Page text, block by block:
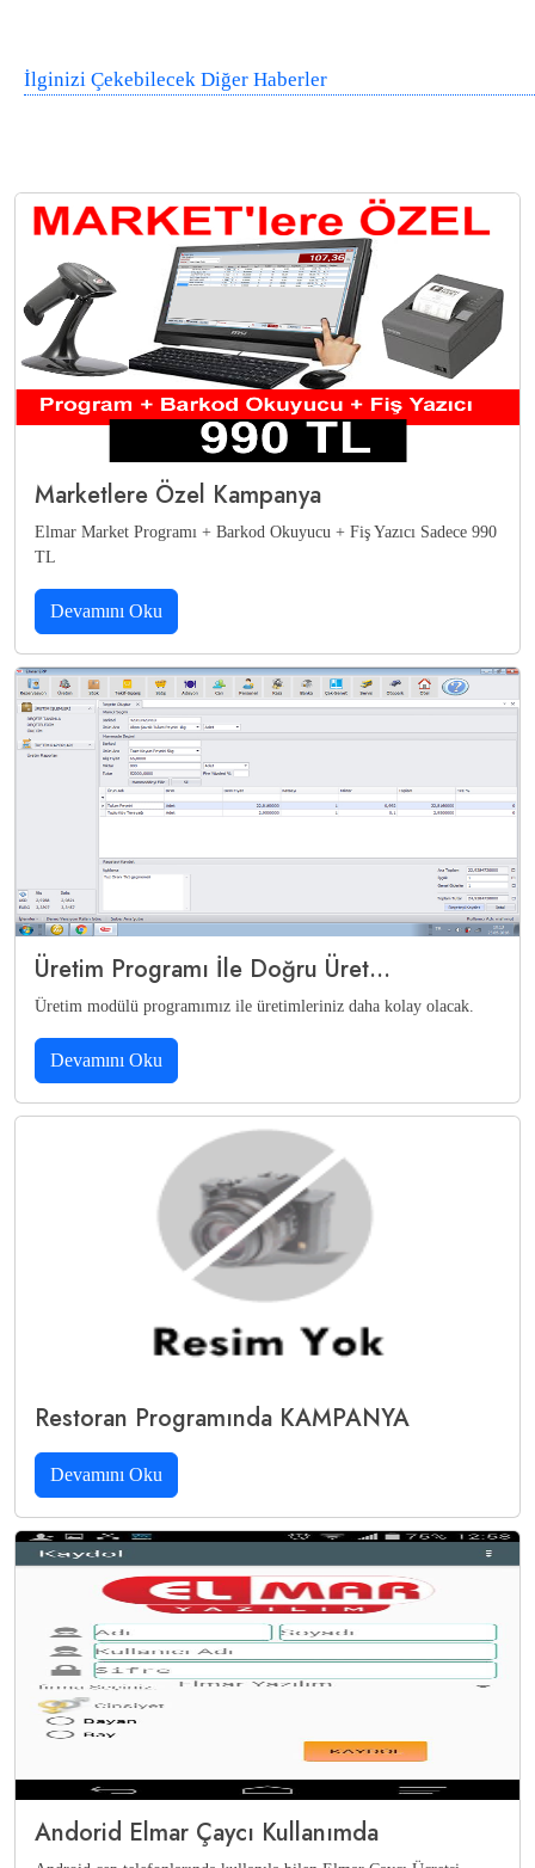
İlginizi Çekebilecek Diğer Haberler
Marketlere Özel Kampanya
Elmar Market Programı + Barkod Okuyucu + Fiş Yazıcı Sadece 990
TL
Devamını Oku
Üretim Programı İle Doğru Üret...
Üretim modülü programımız ile üretimleriniz daha kolay olacak.
Devamını Oku
Restoran Programında KAMPANYA
Devamını Oku
Andorid Elmar Çaycı Kullanımda